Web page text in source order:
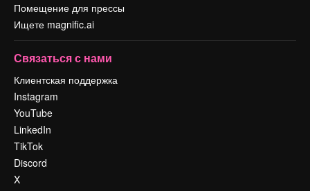
Помещение для прессы
Ищете magnific.ai
Связаться с нами
Клиентская поддержка
Instagram
YouTube
LinkedIn
TikTok
Discord
X